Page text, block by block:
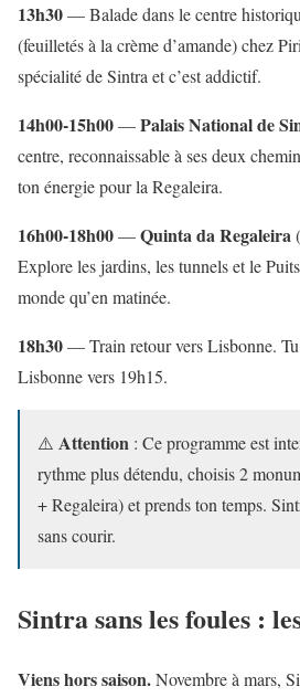
13h30— Balade dans le centre
(feuilletés à la crème d’amande) chez
spécialité de Sintra et c’est addictif.
14h00-15h00—Palais National de
centre, reconnaissable à ses deux
ton énergie pour la Regaleira.
16h00-18h00—Quinta da Regaleira
Explore les jardins, les tunnels et le
monde qu’en matinée.
18h30— Train retour vers Lisbonne. Tu
Lisbonne vers 19h15.
⚠️ Attention : Ce programme est
rythme plus détendu, choisis 2
+ Regaleira) et prends ton temps.
sans courir.
Sintra sans les foules :
Viens hors saison.Novembre à mars,